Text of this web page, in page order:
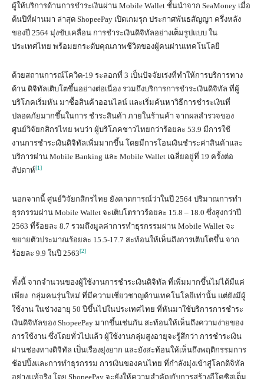
ผู้ให้บริการด้านการชำระเงินผ่าน Mobile Wallet ชั้นนำจาก SeaMoney เมื่อ
ต้นปีที่ผ่านมา ล่าสุด ShopeePay เปิดเกมรุก ประกาศพันธสัญญา ครึ่งหลัง
ของปี 2564 มุ่งขับเคลื่อน การชำระเงินดิจิทัลอย่างเต็มรูปแบบ ใน
ประเทศไทย พร้อมยกระดับคุณภาพชีวิตของผู้คนผ่านเทคโนโลยี
ด้วยสถานการณ์โควิด-19 ระลอกที่ 3 เป็นปัจจัยเร่งที่ทำให้การบริการทาง
ด้าน ดิจิทัลเติบโตขึ้นอย่างต่อเนื่อง รวมถึงบริการการชำระเงินดิจิทัล ที่ผู้
บริโภคเริ่มหัน มาซื้อสินค้าออนไลน์ และเริ่มค้นหาวิธีการชำระเงินที่
ปลอดภัยมากขึ้นในการ ชำระสินค้า ภายในร้านค้า จากผลสำรวจของ
ศูนย์วิจัยกสิกรไทย พบว่า ผู้บริโภคชาวไทยกว่าร้อยละ 53.9 มีการใช้
งานการชำระเงินดิจิทัลเพิ่มมากขึ้น โดยมีการโอนเงินชำระค่าสินค้าและ
บริการผ่าน Mobile Banking และ Mobile Wallet เฉลี่ยอยู่ที่ 19 ครั้งต่อ
สัปดาห์[1]
นอกจากนี้ ศูนย์วิจัยกสิกรไทย ยังคาดการณ์ว่าในปี 2564 ปริมาณการทำ
ธุรกรรมผ่าน Mobile Wallet จะเติบโตราวร้อยละ 15.8 – 18.0 ซึ่งสูงกว่าปี
2563 ที่ร้อยละ 8.7 รวมถึงมูลค่าการทำธุรกรรมผ่าน Mobile Wallet จะ
ขยายตัวประมาณร้อยละ 15.5-17.7 สะท้อนให้เห็นถึงการเติบโตขึ้น จาก
ร้อยละ 9.9 ในปี 2563[2]
ทั้งนี้ จากจำนวนของผู้ใช้งานการชำระเงินดิจิทัล ที่เพิ่มมากขึ้นไม่ได้มีแค่
เพียง กลุ่มคนรุ่นใหม่ ที่มีความเชี่ยวชาญด้านเทคโนโลยีเท่านั้น แต่ยังมีผู้
ใช้งาน ในช่วงอายุ 50 ปีขึ้นไปในประเทศไทย ที่หันมาใช้บริการการชำระ
เงินดิจิทัลของ ShopeePay มากขึ้นเช่นกัน สะท้อนให้เห็นถึงความง่ายของ
การใช้งาน ซึ่งโดยทั่วไปแล้ว ผู้ใช้งานกลุ่มสูงอายุจะรู้สึกว่า การชำระเงิน
ผ่านช่องทางดิจิทัล เป็นเรื่องยุ่งยาก และยังสะท้อนให้เห็นถึงพฤติกรรมการ
ช้อปปิ้งและการทำธุรกรรม การเงินของคนไทย ที่กำลังมุ่งเข้าสู่โลกดิจิทัล
อย่างแท้จริง โดย ShopeePay จะยังให้ความสำคัญกับการสร้างอีโคซิสเต็ม